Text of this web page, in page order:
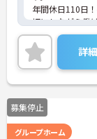
年間休日110日
切にしながら働
ポイントなど、
軽にご相談くだ
詳
募集停止
グループホーム